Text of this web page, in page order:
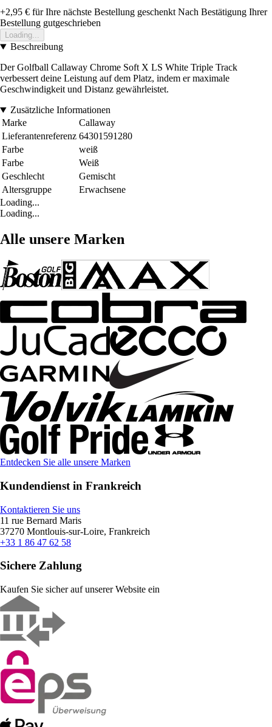
+2,95 € für Ihre nächste Bestellung geschenkt Nach Bestätigung Ihrer
Bestellung gutgeschrieben
Loading...
Beschreibung
Der Golfball Callaway Chrome Soft X LS White Triple Track
verbessert deine Leistung auf dem Platz, indem er maximale
Geschwindigkeit und Distanz gewährleistet.
Zusätzliche Informationen
Marke
Callaway
Lieferantenreferenz 64301591280
Farbe
weiß
Farbe
Weiß
Geschlecht
Gemischt
Altersgruppe
Erwachsene
Loading...
Loading...
Alle unsere Marken
Entdecken Sie alle unsere Marken
Kundendienst in Frankreich
Kontaktieren Sie uns
11 rue Bernard Maris
37270 Montlouis-sur-Loire, Frankreich
+33 1 86 47 62 58
Sichere Zahlung
Kaufen Sie sicher auf unserer Website ein